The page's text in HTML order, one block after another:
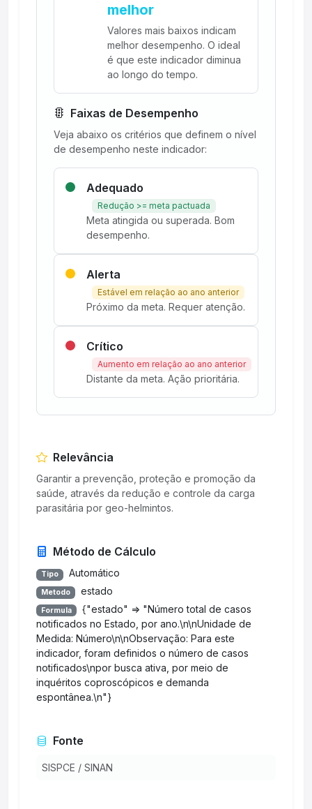
melhor
Valores mais baixos indicam
melhor desempenho. O ideal
é que este indicador diminua
ao longo do tempo.
Faixas de Desempenho
Veja abaixo os critérios que definem o nível
de desempenho neste indicador:
Adequado
Redução >= meta pactuada
Meta atingida ou superada. Bom
desempenho.
Alerta
Estável em relação ao ano anterior
Próximo da meta. Requer atenção.
Crítico
Aumento em relação ao ano anterior
Distante da meta. Ação prioritária.
Relevância
Garantir a prevenção, proteção e promoção da
saúde, através da redução e controle da carga
parasitária por geo-helmintos.
Método de Cálculo
Tipo Automático
Metodo estado
Formula
{"estado" => "Número total de casos
notificados no Estado, por ano.\n\nUnidade de
Medida: Número\n\nObservação: Para este
indicador, foram definidos o número de casos
notificados\npor busca ativa, por meio de
inquéritos coproscópicos e demanda
espontânea.\n"}
Fonte
SISPCE / SINAN